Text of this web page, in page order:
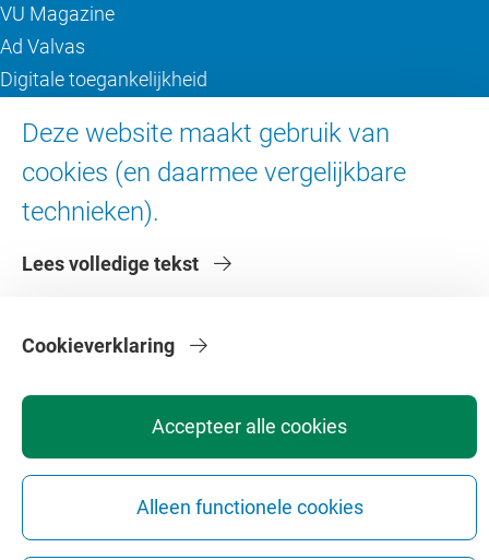
Deze website maakt gebruik van
cookies (en daarmee vergelijkbare
technieken).
Lees volledige tekst
Accepteer alle cookies
Alleen functionele cookies
Cookieverklaring
VU Magazine
Ad Valvas
Digitale toegankelijkheid
Over de VU
Contact en route
Faculteiten
Veiligheid Webcolofon
Cookie instellingen
Copyright © 2026 - Vrije Universiteit Amsterdam